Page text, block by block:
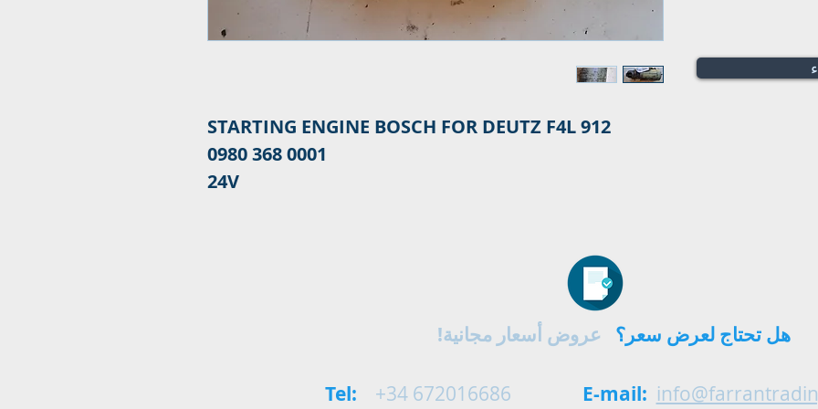
STARTING ENGINE BOSCH FOR DEUTZ F4L 912
0001 368 0980
24V
Tel:
+34 672016686
هل تحتاج لعرض سعر؟ عروض أسعار مجانية!
E-mail: